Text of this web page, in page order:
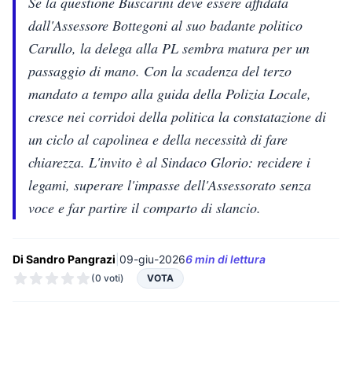
dall'Assessore Bottegoni al suo badante politico
Carullo, la delega alla PL sembra matura per un
passaggio di mano. Con la scadenza del terzo
mandato a tempo alla guida della Polizia Locale,
cresce nei corridoi della politica la constatazione di
un ciclo al capolinea e della necessità di fare
chiarezza. L'invito è al Sindaco Glorio: recidere i
legami, superare l'impasse dell'Assessorato senza
voce e far partire il comparto di slancio.
Di Sandro Pangrazi 09-giu-20266 min di lettura
(0 voti) VOTA